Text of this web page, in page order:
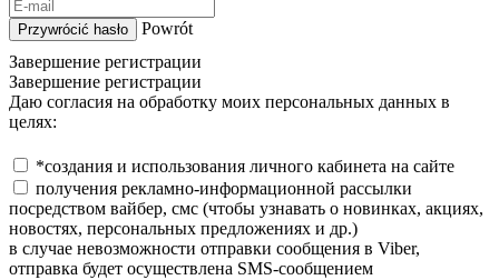
Przywrócić hasło
Powrót
Завершение регистрации
Завершение регистрации
Даю согласия на обработку моих персональных данных в
целях:
*создания и использования личного кабинета на сайте
получения рекламно-информационной рассылки
посредством вайбер, смс (чтобы узнавать о новинках, акциях,
новостях, персональных предложениях и др.)
в случае невозможности отправки сообщения в Viber,
отправка будет осуществлена SMS-сообщением